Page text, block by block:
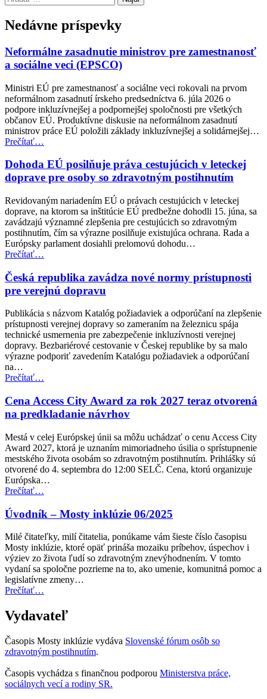
späť
na
hlavnú
Nedávne príspevky
Neformálne zasadnutie ministrov pre zamestnanosť
a sociálne veci (EPSCO)
Ministri EÚ pre zamestnanosť a sociálne veci rokovali na prvom
neformálnom zasadnutí írskeho predsedníctva 6. júla 2026 o
podpore inkluzívnejšej a podpornejšej spoločnosti pre všetkých
občanov EÚ. Produktívne diskusie na neformálnom zasadnutí
ministrov práce EÚ položili základy inkluzívnejšej a solidárnejšej…
Prečítať“Neformálne
ministrov
zamestnanosť
sociálne
veci
(EPSCO)”
…
Dohoda EÚ posilňuje práva cestujúcich v leteckej
doprave pre osoby so zdravotným postihnutím
Revidovaným nariadením EÚ o právach cestujúcich v leteckej
doprave, na ktorom sa inštitúcie EÚ predbežne dohodli 15. júna, sa
zavádzajú významné zlepšenia pre cestujúcich so zdravotným
postihnutím, čím sa výrazne posilňuje existujúca ochrana. Rada a
Európsky parlament dosiahli prelomovú dohodu…
Prečítať“Dohoda
posilňuje
práva
cestujúcich
leteckej
doprave
pre
osoby
so
zdravotným
postihnutím”
…
Česká republika zavádza nové normy prístupnosti
pre verejnú dopravu
Publikácia s názvom Katalóg požiadaviek a odporúčaní na zlepšenie
prístupnosti verejnej dopravy so zameraním na železnicu spája
technické usmernenia pre zabezpečenie inkluzívnosti verejnej
dopravy. Bezbariérové cestovanie v Českej republike by sa malo
výrazne podporiť zavedením Katalógu požiadaviek a odporúčaní
na…
Prečítať“Česká
zavádza
nové
normy
prístupnosti
pre
verejnú
dopravu”
…
Cena Access City Award za rok 2027 teraz otvorená
na predkladanie návrhov
Mestá v celej Európskej únii sa môžu uchádzať o cenu Access City
Award 2027, ktorá je uznaním mimoriadneho úsilia o sprístupnenie
mestského života osobám so zdravotným postihnutím. Prihlášky sú
otvorené do 4. septembra do 12:00 SELČ. Cena, ktorú organizuje
Európska…
Prečítať“Cena
City
Award
za
rok
2027
teraz
otvorená
na
predkladanie
návrhov”
…
Úvodník – Mosty inklúzie 06/2025
Milé čitateľky, milí čitatelia, ponúkame vám šieste číslo časopisu
Mosty inklúzie, ktoré opäť prináša mozaiku príbehov, úspechov i
výziev zo života ľudí so zdravotným znevýhodnením. V tomto
vydaní sa spoločne pozrieme na to, ako umenie, komunitná pomoc a
legislatívne zmeny…
Prečítať“Úvodník
Mosty
inklúzie
…
Vydavateľ
Časopis Mosty inklúzie vydáva Slovenské fórum osôb so
zdravotným postihnutím.
Časopis vychádza s finančnou podporou Ministerstva práce,
sociálnych vecí a rodiny SR.